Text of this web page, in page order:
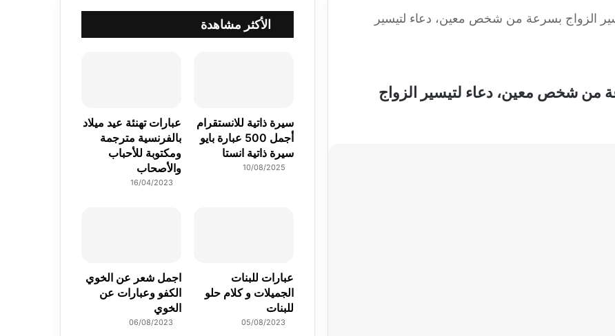
الزواج بسرعة من شخص معين، دعاء لتيسير
من شخص معين، دعاء لتيسير الزواج
الأكثر مشاهدة
سيرة ذاتية للانستقرام
أجمل 500 عبارة بايو
سيرة ذاتية انستا
10/08/2025
عبارات تهنئة عيد ميلاد
بالفرنسية مترجمة
ومكتوبة للأحباب
والأصحاب
16/04/2023
عبارات للبنات
الجميلات و كلام حلو
للبنات
05/08/2023
اجمل شعر عن الخوي
الكفو وعبارات عن
الخوي
06/08/2023